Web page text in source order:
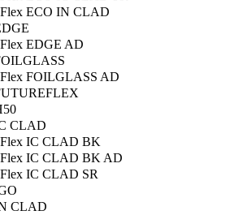
ECO IN CLAD
EDGE AD
FOILGLASS AD
CLAD
IC CLAD BK
IC CLAD BK AD
IC CLAD SR
CLAD